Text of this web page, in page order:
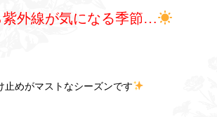
紫外線が気になる季節…
止めがマストなシーズンです